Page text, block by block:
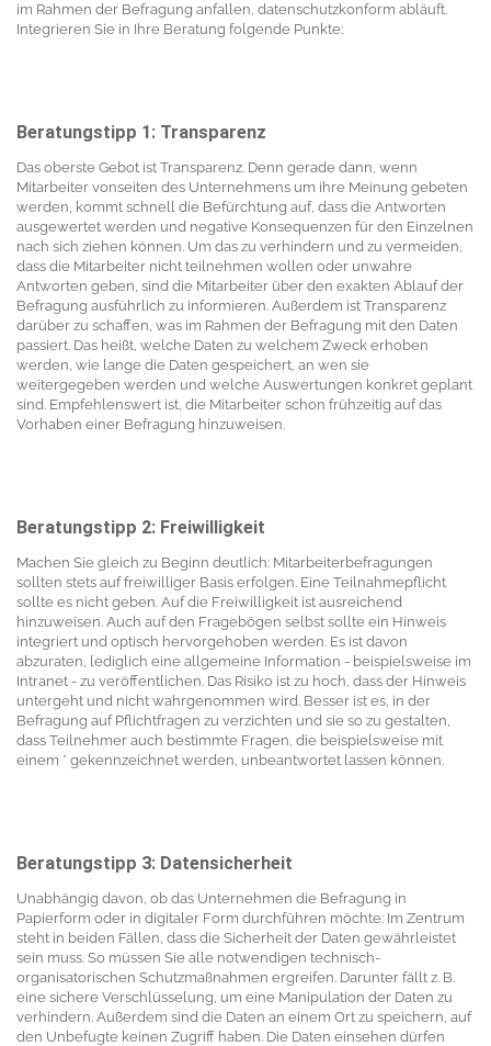
im Rahmen der Befragung anfallen, datenschutzkonform abläuft.
Integrieren Sie in Ihre Beratung folgende Punkte:
Beratungstipp 1: Transparenz
Das oberste Gebot ist Transparenz. Denn gerade dann, wenn
Mitarbeiter vonseiten des Unternehmens um ihre Meinung gebeten
werden, kommt schnell die Befürchtung auf, dass die Antworten
ausgewertet werden und negative Konsequenzen für den Einzelnen
nach sich ziehen können. Um das zu verhindern und zu vermeiden,
dass die Mitarbeiter nicht teilnehmen wollen oder unwahre
Antworten geben, sind die Mitarbeiter über den exakten Ablauf der
Befragung ausführlich zu informieren. Außerdem ist Transparenz
darüber zu schaffen, was im Rahmen der Befragung mit den Daten
passiert. Das heißt, welche Daten zu welchem Zweck erhoben
werden, wie lange die Daten gespeichert, an wen sie
weitergegeben werden und welche Auswertungen konkret geplant
sind. Empfehlenswert ist, die Mitarbeiter schon frühzeitig auf das
Vorhaben einer Befragung hinzuweisen.
Beratungstipp 2: Freiwilligkeit
Machen Sie gleich zu Beginn deutlich: Mitarbeiterbefragungen
sollten stets auf freiwilliger Basis erfolgen. Eine Teilnahmepflicht
sollte es nicht geben. Auf die Freiwilligkeit ist ausreichend
hinzuweisen. Auch auf den Fragebögen selbst sollte ein Hinweis
integriert und optisch hervorgehoben werden. Es ist davon
abzuraten, lediglich eine allgemeine Information - beispielsweise im
Intranet - zu veröffentlichen. Das Risiko ist zu hoch, dass der Hinweis
untergeht und nicht wahrgenommen wird. Besser ist es, in der
Befragung auf Pflichtfragen zu verzichten und sie so zu gestalten,
dass Teilnehmer auch bestimmte Fragen, die beispielsweise mit
einem * gekennzeichnet werden, unbeantwortet lassen können.
Beratungstipp 3: Datensicherheit
Unabhängig davon, ob das Unternehmen die Befragung in
Papierform oder in digitaler Form durchführen möchte: Im Zentrum
steht in beiden Fällen, dass die Sicherheit der Daten gewährleistet
sein muss. So müssen Sie alle notwendigen technisch-
organisatorischen Schutzmaßnahmen ergreifen. Darunter fällt z. B.
eine sichere Verschlüsselung, um eine Manipulation der Daten zu
verhindern. Außerdem sind die Daten an einem Ort zu speichern, auf
den Unbefugte keinen Zugriff haben. Die Daten einsehen dürfen